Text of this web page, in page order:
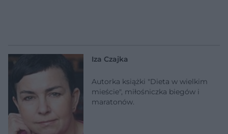
Iza Czajka
Autorka książki "Dieta w wielkim
mieście", miłośniczka biegów i
maratonów.